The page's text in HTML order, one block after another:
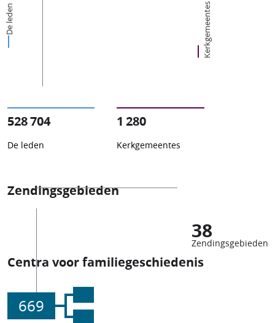
De leden Kerkgemeentes
528 704
De leden
1 280
Kerkgemeentes
Zendingsgebieden
38
Zendingsgebieden
Centra voor familiegeschiedenis
669